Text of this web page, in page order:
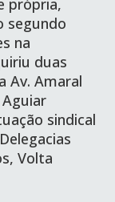
própria,
segundo
na
duas
Av. Amaral
sindical
Volta